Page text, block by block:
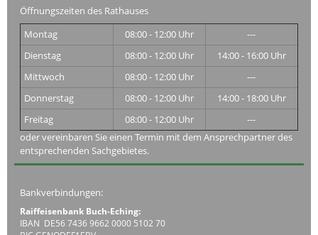
Öffnungszeiten des Rathauses
Montag
08:00 - 12:00 Uhr
---
Dienstag
08:00 - 12:00 Uhr
14:00 - 16:00 Uhr
Mittwoch
08:00 - 12:00 Uhr
---
Donnerstag
08:00 - 12:00 Uhr
14:00 - 18:00 Uhr
Freitag
08:00 - 12:00 Uhr
---
oder vereinbaren Sie einen Termin mit dem Ansprechpartner des
entsprechenden Sachgebietes.
Bankverbindungen:
Raiffeisenbank Buch-Eching:
IBAN DE56 7436 9662 0000 5102 70